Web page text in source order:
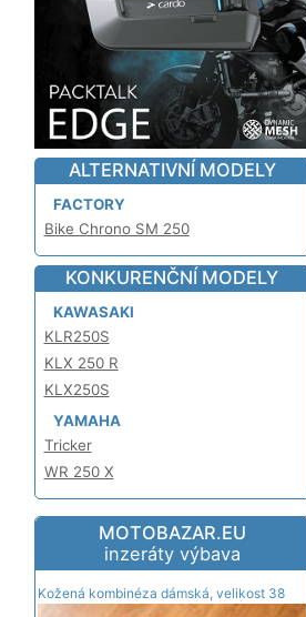
ALTERNATIVNÍ MODELY
FACTORY
Bike Chrono SM 250
KONKURENČNÍ MODELY
KAWASAKI
KLR250S
KLX 250 R
KLX250S
YAMAHA
Tricker
WR 250 X
MOTOBAZAR.EU
inzeráty výbava
Kožená kombinéza dámská, velikost 38